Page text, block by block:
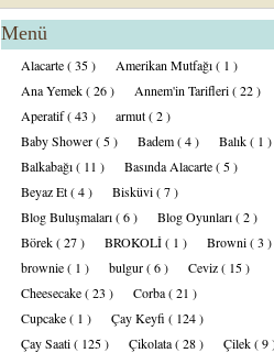
Menü
Alacarte( 35 ) Amerikan Mutfağı( 1 )
Ana Yemek( 26 ) Annem'in Tarifleri( 22 )
Aperatif( 43 ) armut( 2 )
Baby Shower( 5 ) Badem( 4 ) Balık( 1 )
Balkabağı( 11 ) Basında Alacarte( 5 )
Beyaz Et( 4 ) Bisküvi( 7 )
Blog Buluşmaları( 6 ) Blog Oyunları( 2 )
Börek( 27 ) BROKOLİ( 1 ) Browni( 3 )
brownie( 1 ) bulgur( 6 ) Ceviz( 15 )
Cheesecake( 23 ) Corba( 21 )
Cupcake( 1 ) Çay Keyfi ( 124 )
Çay Saati( 125 ) Çikolata( 28 ) Çilek( 9